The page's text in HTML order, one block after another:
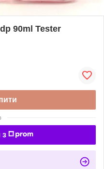
90ml Tester
з